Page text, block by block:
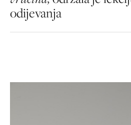
odijevanja